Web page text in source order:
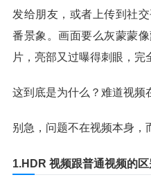
发给朋友，或者上传到社
番景象。画面要么灰蒙蒙
片，亮部又过曝得刺眼，完
这到底是为什么？难道视频
别急，问题不在视频本身，
1.HDR 视频跟普通视频的区